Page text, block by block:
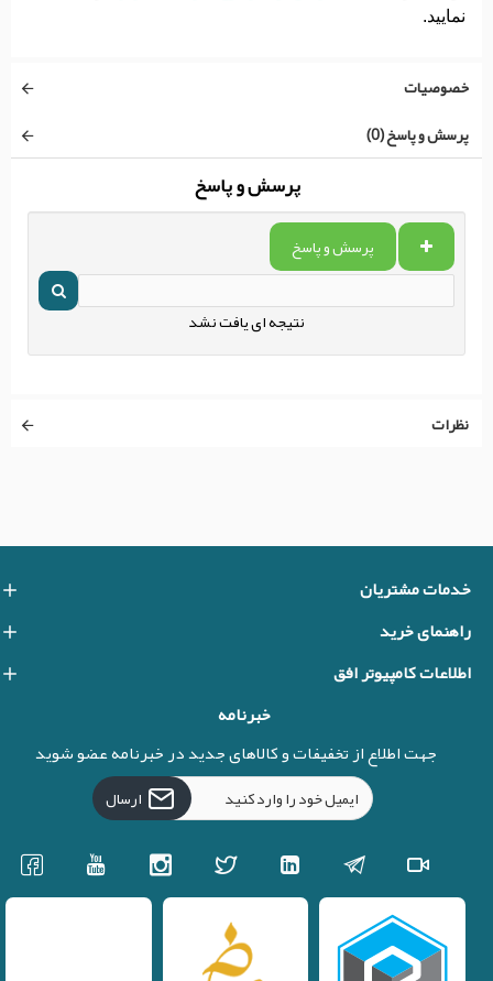
نمایید.
خصوصیات
پرسش و پاسخ (0)
پرسش و پاسخ
پرسش و پاسخ
نتیجه ای یافت نشد
نظرات
خدمات مشتریان
راهنمای خرید
اطلاعات کامپیوتر افق
خبرنامه
جهت اطلاع از تخفیفات و کالاهای جدید در خبرنامه عضو شوید
ارسال